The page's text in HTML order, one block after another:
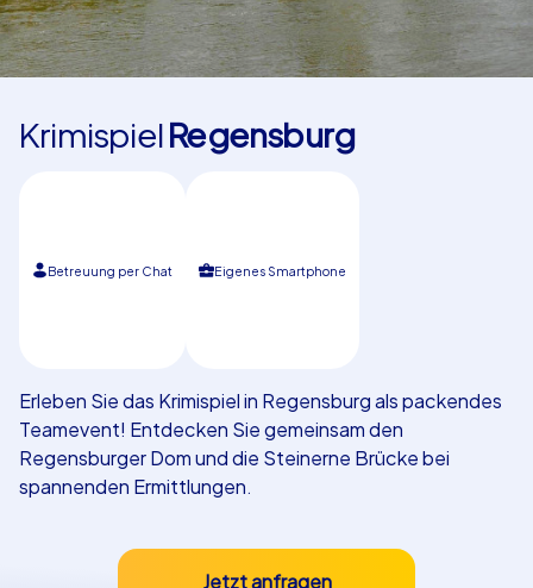
Anlässe
KrimispielRegensburg
Betreuung per Chat Eigenes Smartphone
Erleben Sie das Krimispiel in Regensburg als packendes
Teamevent! Entdecken Sie gemeinsam den
Regensburger Dom und die Steinerne Brücke bei
spannenden Ermittlungen.
Jetzt anfragen